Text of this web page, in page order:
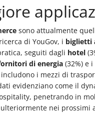
sono attualmente
di YouGov, i biglietti
seguiti dagli hotel
di energia (32%) e i
i mezzi di
evidenziano come il
penetrando in
nei prossimi